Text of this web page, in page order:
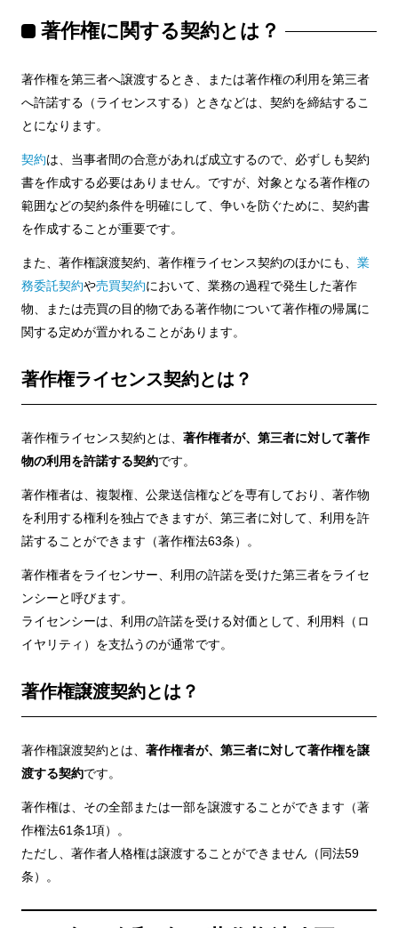
著作権に関する契約とは？
著作権を第三者へ譲渡するとき、または著作権の利用を第三者
へ許諾する（ライセンスする）ときなどは、契約を締結するこ
とになります。
契約は、当事者間の合意があれば成立するので、必ずしも契約
書を作成する必要はありません。ですが、対象となる著作権の
範囲などの契約条件を明確にして、争いを防ぐために、契約書
を作成することが重要です。
また、著作権譲渡契約、著作権ライセンス契約のほかにも、 業
務委託契約や売買契約において、業務の過程で発生した著作
物、または売買の目的物である著作物について著作権の帰属に
関する定めが置かれることがあります。
著作権ライセンス契約とは？
著作権ライセンス契約とは、 著作権者が、第三者に対して著作
物の利用を許諾する契約です。
著作権者は、複製権、公衆送信権などを専有しており、著作物
を利用する権利を独占できますが、第三者に対して、利用を許
諾することができます（著作権法63条）。
著作権者をライセンサー、利用の許諾を受けた第三者をライセ
ンシーと呼びます。
ライセンシーは、利用の許諾を受ける対価として、利用料（ロ
イヤリティ）を支払うのが通常です。
著作権譲渡契約とは？
著作権譲渡契約とは、 著作権者が、第三者に対して著作権を譲
渡する契約です。
著作権は、その全部または一部を譲渡することができます（著
作権法61条1項）。
ただし、著作者人格権は譲渡することができません（同法59
条）。